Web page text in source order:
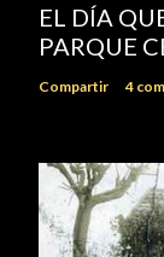
EL DÍA
PARQUE
Compartir 4